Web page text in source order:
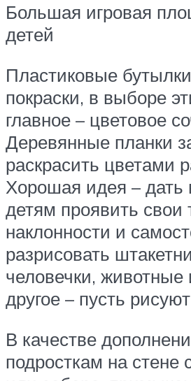
Большая игровая
детей
Пластиковые
покраски, в выборе
главное – цветовое
Деревянные планки
раскрасить цветами
Хорошая идея – дать
детям проявить свои
наклонности и
разрисовать
человечки,
другое – пусть
В качестве
подросткам на стене